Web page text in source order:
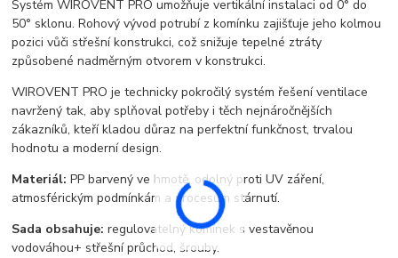
Systém WIROVENT PRO umožňuje vertikální instalaci od 0° do
50° sklonu. Rohový vývod potrubí z komínku zajišťuje jeho kolmou
pozici vůči střešní konstrukci, což snižuje tepelné ztráty
způsobené nadměrným otvorem v konstrukci.
WIROVENT PRO je technicky pokročilý systém řešení ventilace
navržený tak, aby splňoval potřeby i těch nejnáročnějších
zákazníků, kteří kladou důraz na perfektní funkčnost, trvalou
hodnotu a moderní design.
Materiál: PP barvený ve hmotě, odolný proti UV záření,
atmosférickým podmínkám a procesům stárnutí.
Sada obsahuje:regulovatelný komínek s vestavěnou
vodováhou+ střešní průchod, šrouby.